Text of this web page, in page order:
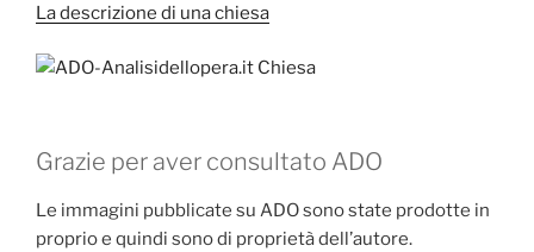
La descrizione di una chiesa
Grazie per aver consultato ADO
Le immagini pubblicate su ADO sono state prodotte in
proprio e quindi sono di proprietà dell’autore.